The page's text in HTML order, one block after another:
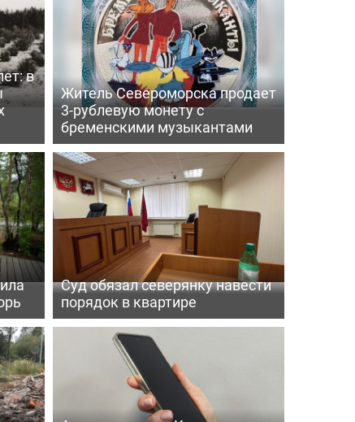
в
Житель Североморска продает
3-рублевую монету с
бременскими музыкантами
Суд обязал северянку навести
порядок в квартире